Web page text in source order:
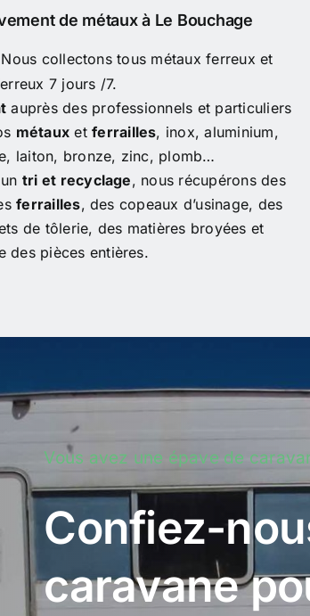
de métaux à Le Bouchage
Nous collectons tous métaux ferreux et
7 jours /7.
auprès des professionnels et particuliers
métaux etferrailles, inox, aluminium,
laiton, bronze, zinc, plomb…
tri et recyclage, nous récupérons des
ferrailles, des copeaux d’usinage, des
de tôlerie, des matières broyées et
des pièces entières.
Vous avez une épave de
Confiez-
caravane